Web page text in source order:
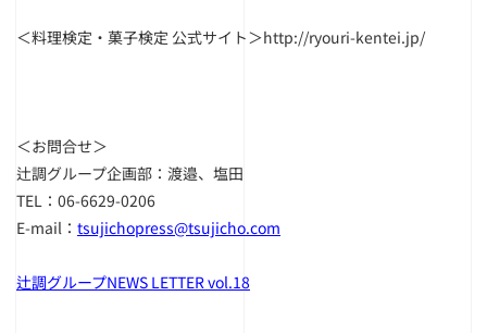
＜料理検定・菓子検定 公式サイト＞http://ryouri-kentei.jp/
＜お問合せ＞
辻調グループ企画部：渡邉、塩田
TEL：06-6629-0206
E-mail： tsujichopress@tsujicho.com
辻調グループNEWS LETTER vol.18